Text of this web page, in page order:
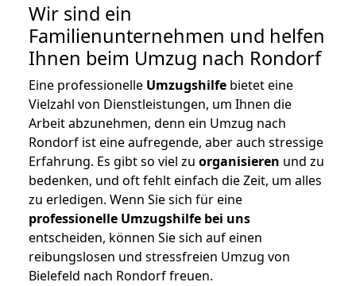
Wir sind ein
Familienunternehmen und helfen
Ihnen beim Umzug nach Rondorf
Eine professionelle Umzugshilfe bietet eine
Vielzahl von Dienstleistungen, um Ihnen die
Arbeit abzunehmen, denn ein Umzug nach
Rondorf ist eine aufregende, aber auch stressige
Erfahrung. Es gibt so viel zu organisieren und zu
bedenken, und oft fehlt einfach die Zeit, um alles
zu erledigen. Wenn Sie sich für eine
professionelle Umzugshilfe bei uns
entscheiden, können Sie sich auf einen
reibungslosen und stressfreien Umzug von
Bielefeld nach Rondorf freuen.